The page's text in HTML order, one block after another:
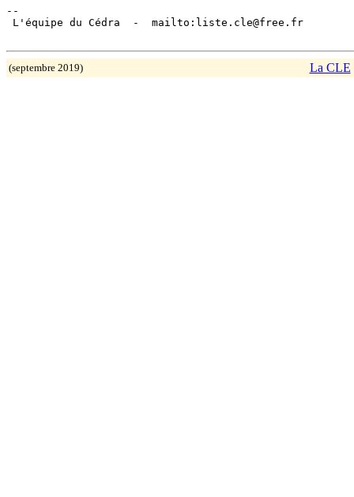
--
L'équipe du Cédra  -  mailto:liste.cle@free.fr
(septembre 2019) La CLE